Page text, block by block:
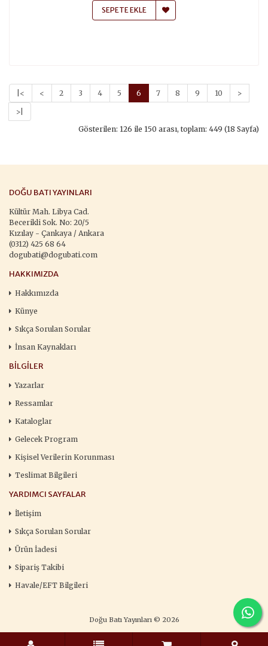
SEPETE EKLE
|< < 2 3 4 5 6 7 8 9 10 >
>|
Gösterilen: 126 ile 150 arası, toplam: 449 (18 Sayfa)
DOĞU BATI YAYINLARI
Kültür Mah. Libya Cad.
Becerikli Sok. No: 20/5
Kızılay - Çankaya / Ankara
(0312) 425 68 64
dogubati@dogubati.com
HAKKIMIZDA
Hakkımızda
Künye
Sıkça Sorulan Sorular
İnsan Kaynakları
BILGILER
Yazarlar
Ressamlar
Kataloglar
Gelecek Program
Kişisel Verilerin Korunması
Teslimat Bilgileri
YARDIMCI SAYFALAR
İletişim
Sıkça Sorulan Sorular
Ürün İadesi
Sipariş Takibi
Havale/EFT Bilgileri
Doğu Batı Yayınları © 2026